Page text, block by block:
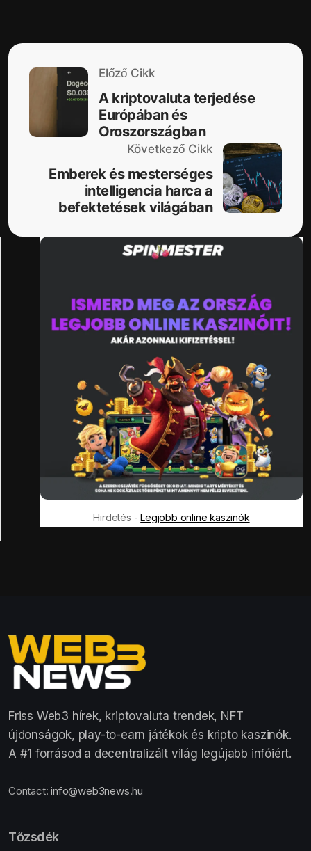
Előző Cikk
A kriptovaluta terjedése
Európában és
Oroszországban
Következő Cikk
Emberek és mesterséges
intelligencia harca a
befektetések világában
Hirdetés -Legjobb online kaszinók
Friss Web3 hírek, kriptovaluta trendek, NFT
újdonságok, play-to-earn játékok és kripto kaszinók.
A #1 forrásod a decentralizált világ legújabb infóiért.
Contact:info@web3news.hu
Tőzsdék